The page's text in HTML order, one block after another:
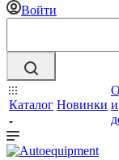
Войти
Каталог Новинки и